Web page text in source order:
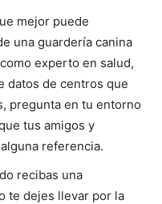
mejor puede
una guardería canina
experto en salud,
datos de centros que
pregunta en tu entorno
tus amigos y
referencia.
recibas una
te dejes llevar por la